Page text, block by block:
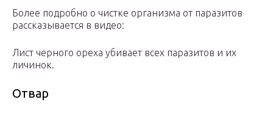
Более подробно о чистке организма от паразитов
рассказывается в видео:
Лист черного ореха убивает всех паразитов и их
личинок.
Отвар